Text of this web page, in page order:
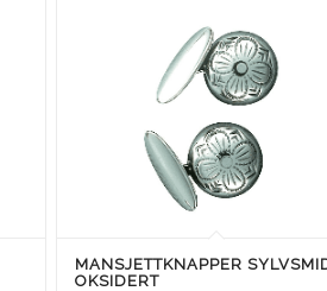
MANSJETTKNAPPER
OKSIDERT